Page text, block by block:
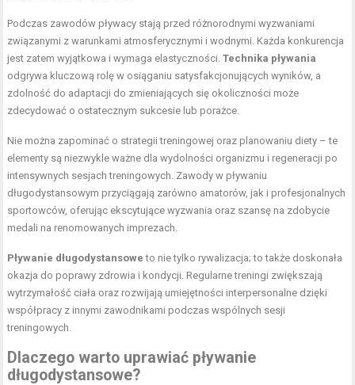
Podczas zawodów pływacy stają przed różnorodnymi wyzwaniami
związanymi z warunkami atmosferycznymi i wodnymi. Każda konkurencja
jest zatem wyjątkowa i wymaga elastyczności.Technika pływania
odgrywa kluczową rolę w osiąganiu satysfakcjonujących wyników, a
zdolność do adaptacji do zmieniających się okoliczności może
zdecydować o ostatecznym sukcesie lub porażce.
Nie można zapominać o strategii treningowej oraz planowaniu diety – te
elementy są niezwykle ważne dla wydolności organizmu i regeneracji po
intensywnych sesjach treningowych. Zawody w pływaniu
długodystansowym przyciągają zarówno amatorów, jak i profesjonalnych
sportowców, oferując ekscytujące wyzwania oraz szansę na zdobycie
medali na renomowanych imprezach.
Pływanie długodystansowe to nie tylko rywalizacja; to także doskonała
okazja do poprawy zdrowia i kondycji. Regularne treningi zwiększają
wytrzymałość ciała oraz rozwijają umiejętności interpersonalne dzięki
współpracy z innymi zawodnikami podczas wspólnych sesji
treningowych.
Dlaczego warto uprawiać pływanie
długodystansowe?